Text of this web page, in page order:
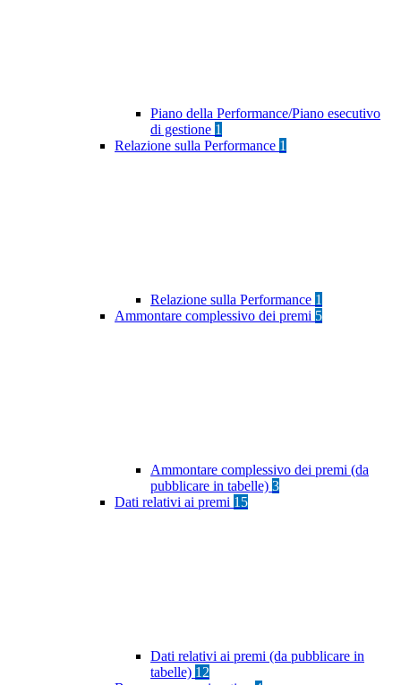
Piano della Performance/Piano esecutivo
di gestione 1
Relazione sulla Performance 1
Relazione sulla Performance 1
Ammontare complessivo dei premi 5
Ammontare complessivo dei premi (da
pubblicare in tabelle) 3
Dati relativi ai premi 15
Dati relativi ai premi (da pubblicare in
tabelle) 12